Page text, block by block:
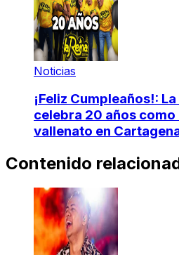
Noticias
¡Feliz Cumpleaños!:
celebra 20 años como
vallenato en
Contenido